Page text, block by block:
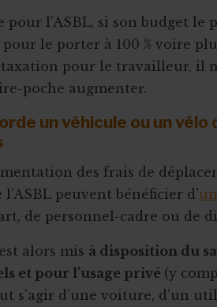
pour l’ASBL, si son budget le
le porter à 100 % voire
taxation pour le travailleur, il
poche augmenter.
un véhicule ou un
des frais de
peuvent bénéficier d’
de personnel-cadre ou de
alors mis à disposition du
et pour l’usage privé (y
s’agir d’une voiture, d’un